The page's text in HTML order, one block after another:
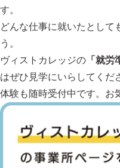
す。
どんな仕事に就いたとして
う。
ヴィストカレッジの 「就労
はぜひ見学にいらしてくだ
体験も随時受付中です。お